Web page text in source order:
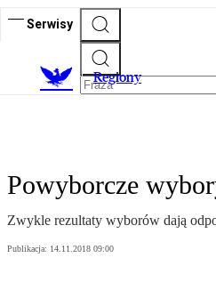
Serwisy
Regiony
Powyborcze
Zwykle rezultaty wyborów dają
Publikacja: 14.11.2018 09:00